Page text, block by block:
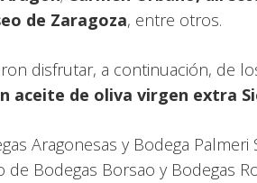
de Zaragoza, entre otros.
disfrutar, a continuación, de
aceite de oliva virgen extra
Aragonesas y Bodega
Bodegas Borsao y Bodegas